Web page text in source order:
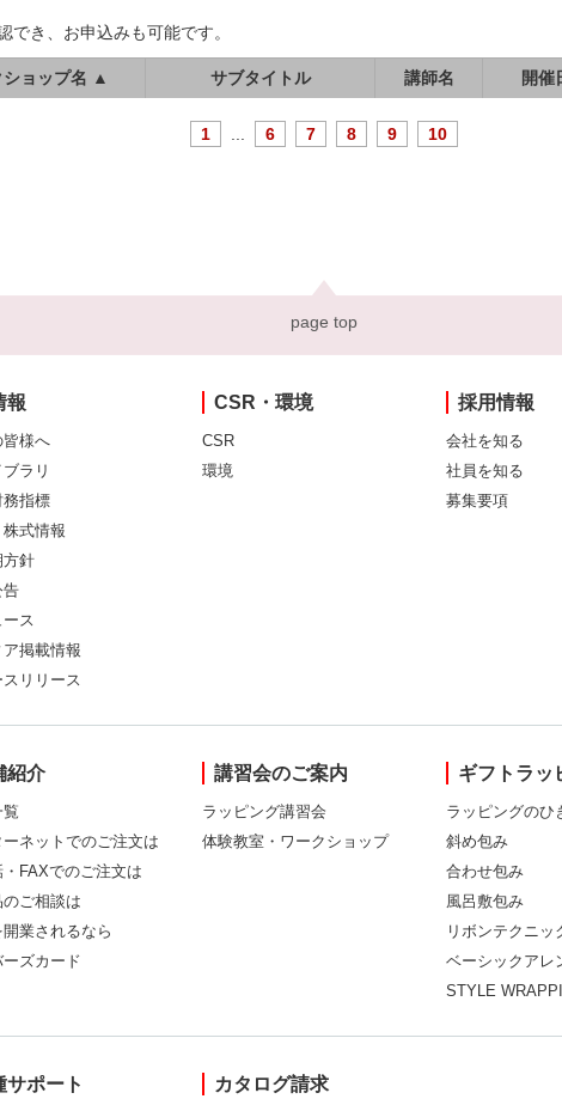
き、お申込みも可能です。
ショップ名 ▲ サブタイトル 講師名 開催
1 6 7 8 9 10
page top
報
様へ
ブラリ
務指標
式情報
方針
告
ース
ア掲載情報
スリリース
CSR・環境
CSR
環境
採用情報
会社を知る
社員を知る
募集要項
紹介
覧
ーネットでのご注文は
・FAXでのご注文は
ご相談は
開業されるなら
ーズカード
講習会のご案内
ラッピング講習会
体験教室・ワークショップ
ギフトラッ
ラッピングのひ
斜め包み
合わせ包み
風呂敷包み
リボンテクニッ
ベーシックアレ
STYLE
サポート カタログ請求